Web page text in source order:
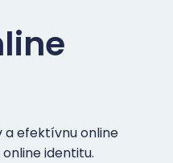
a efektívnu online
identitu.